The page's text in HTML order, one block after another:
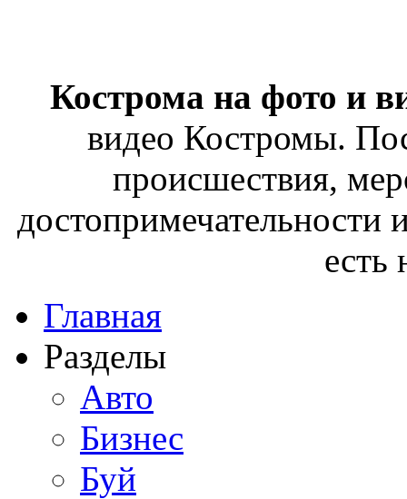
Кострома на фото и
видео Костромы.
происшествия,
достопримечательности
есть
Главная
Разделы
Авто
Бизнес
Буй